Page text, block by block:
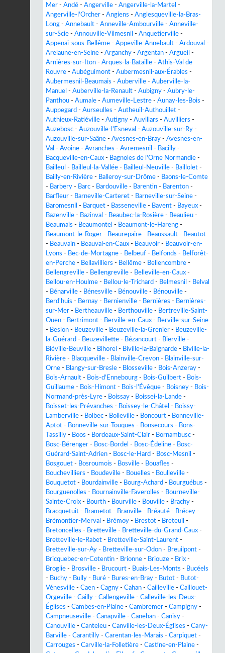
Mer - Andé - Angerville - Angerville-la-Martel -
Angerville-l'Orcher - Angiens - Anglesqueville-la-Bras-
Long - Annebault - Anneville-Ambourville - Anneville-
sur-Scie - Annouville-Vilmesnil - Anquetierville -
Appenai-sous-Bellême - Appeville-Annebault - Ardouval -
Arelaune-en-Seine - Arganchy - Argentan - Argueil -
Arnières-sur-Iton - Arques-la-Bataille - Athis-Val de
Rouvre - Aubéguimont - Aubermesnil-aux-Érables -
Aubermesnil-Beaumais - Auberville - Auberville-la-
Manuel - Auberville-la-Renault - Aubigny - Aubry-le-
Panthou - Aumale - Aumeville-Lestre - Aunay-les-Bois -
Auppegard - Aurseulles - Autheuil-Authouillet -
Authieux-Ratiéville - Autigny - Auvillars - Auvilliers -
Auzebosc - Auzouville-l'Esneval - Auzouville-sur-Ry -
Auzouville-sur-Saâne - Avesnes-en-Bray - Avesnes-en-
Val - Avoine - Avranches - Avremesnil - Bacilly -
Bacqueville-en-Caux - Bagnoles de l'Orne Normandie -
Bailleul - Bailleul-la-Vallée - Bailleul-Neuville - Baillolet -
Bailly-en-Rivière - Balleroy-sur-Drôme - Baons-le-Comte
- Barbery - Barc - Bardouville - Barentin - Barenton -
Barfleur - Barneville-Carteret - Barneville-sur-Seine -
Baromesnil - Barquet - Basseneville - Bavent - Bayeux -
Bazenville - Bazinval - Beaubec-la-Rosière - Beaulieu -
Beaumais - Beaumontel - Beaumont-le-Hareng -
Beaumont-le-Roger - Beaurepaire - Beaussault - Beautot
- Beauvain - Beauval-en-Caux - Beauvoir - Beauvoir-en-
Lyons - Bec-de-Mortagne - Belbeuf - Belfonds - Belforêt-
en-Perche - Bellavilliers - Bellême - Bellencombre -
Bellengreville - Bellengreville - Belleville-en-Caux -
Bellou-en-Houlme - Bellou-le-Trichard - Belmesnil - Belval
- Bénarville - Bénesville - Bénouville - Bénouville -
Berd'huis - Bernay - Bernienville - Bernières - Bernières-
sur-Mer - Bertheauville - Berthouville - Bertreville-Saint-
Ouen - Bertrimont - Berville-en-Caux - Berville-sur-Seine
- Beslon - Beuzeville - Beuzeville-la-Grenier - Beuzeville-
la-Guérard - Beuzevillette - Bézancourt - Bierville -
Biéville-Beuville - Bihorel - Biville-la-Baignarde - Biville-la-
Rivière - Blacqueville - Blainville-Crevon - Blainville-sur-
Orne - Blangy-sur-Bresle - Blosseville - Bois-Anzeray -
Bois-Arnault - Bois-d'Ennebourg - Bois-Guilbert - Bois-
Guillaume - Bois-Himont - Bois-l'Évêque - Boisney - Bois-
Normand-près-Lyre - Boissay - Boissei-la-Lande -
Boisset-les-Prévanches - Boissey-le-Châtel - Boissy-
Lamberville - Bolbec - Bolleville - Boncourt - Bonneville-
Aptot - Bonneville-sur-Touques - Bonsecours - Bons-
Tassilly - Boos - Bordeaux-Saint-Clair - Bornambusc -
Bosc-Bérenger - Bosc-Bordel - Bosc-Édeline - Bosc-
Guérard-Saint-Adrien - Bosc-le-Hard - Bosc-Mesnil -
Bosgouet - Bosroumois - Bosville - Bouafles -
Bouchevilliers - Boudeville - Bouelles - Boulleville -
Bouquetot - Bourdainville - Bourg-Achard - Bourguébus -
Bourguenolles - Bournainville-Faverolles - Bourneville-
Sainte-Croix - Bourth - Bourville - Bouville - Brachy -
Bracquetuit - Brametot - Branville - Bréauté - Brécey -
Brémontier-Merval - Brémoy - Brestot - Breteuil -
Bretoncelles - Bretteville - Bretteville-du-Grand-Caux -
Bretteville-le-Rabet - Bretteville-Saint-Laurent -
Bretteville-sur-Ay - Bretteville-sur-Odon - Breuilpont -
Bricquebec-en-Cotentin - Brionne - Briouze - Brix -
Broglie - Brosville - Brucourt - Buais-Les-Monts - Bucéels
- Buchy - Bully - Buré - Bures-en-Bray - Butot - Butot-
Vénesville - Caen - Cagny - Cahan - Cailleville - Caillouet-
Orgeville - Cailly - Callengeville - Calleville-les-Deux-
Églises - Cambes-en-Plaine - Cambremer - Campigny -
Campneuseville - Canapville - Canehan - Canisy -
Canouville - Canteleu - Canville-les-Deux-Églises - Cany-
Barville - Carantilly - Carentan-les-Marais - Carpiquet -
Carrouges - Carville-la-Folletière - Castine-en-Plaine -